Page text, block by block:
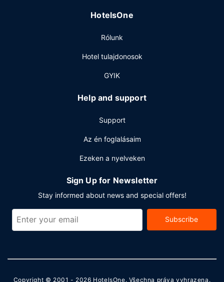
érkező vendégek számára korlátozott parkolás biztosított
HotelsOne
Rólunk
Hotel tulajdonosok
GYIK
Help and support
Support
Az én foglalásaim
Ezeken a nyelveken
Sign Up for Newsletter
Stay informed about news and special offers!
Subscribe
Copyright © 2001 - 2026 HotelsOne. Všechna práva vyhrazena.